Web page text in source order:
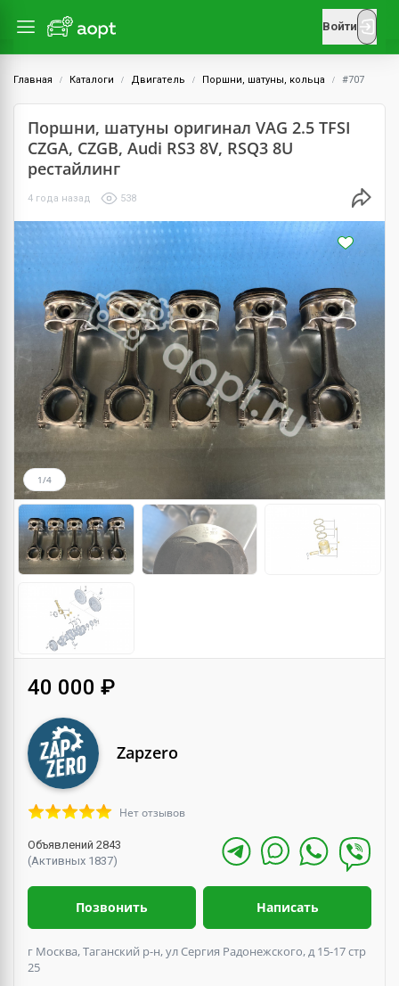
Войти
Главная Каталоги Двигатель Поршни, шатуны, кольца #707
Поршни, шатуны оригинал VAG 2.5 TFSI
CZGA, CZGB, Audi RS3 8V, RSQ3 8U
рестайлинг
4 года назад 538
1/4
40 000 ₽
Zapzero
Нет отзывов
Объявлений 2843
(Активных 1837)
Позвонить Написать
г Москва, Таганский р-н, ул Сергия Радонежского, д 15-17 стр
25